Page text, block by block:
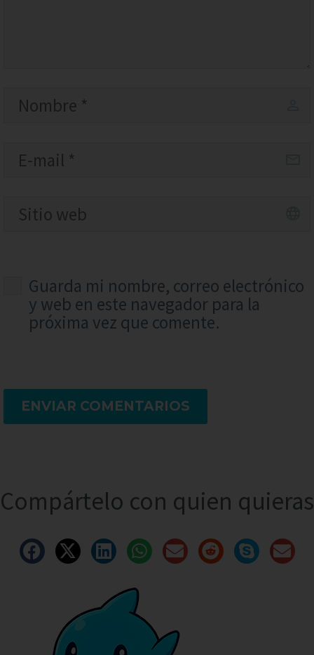
Guarda mi nombre, correo electrónico
y web en este navegador para la
próxima vez que comente.
ENVIAR COMENTARIOS
Compártelo con quien quieras